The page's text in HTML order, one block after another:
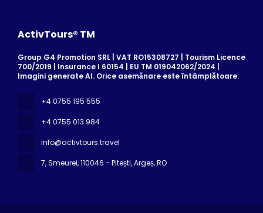
ActivTours® TM
Group G4 Promotion SRL | VAT RO15308727 | Tourism Licence
700/2019 | Insurance I 60154 | EU TM 019042062/2024 |
Imagini generate AI. Orice asemănare este întâmplătoare.
+4 0755 195 555
+4 0755 013 984
info@activtours.travel
7, Smeurei, 110046 - Pitești, Argeș, RO